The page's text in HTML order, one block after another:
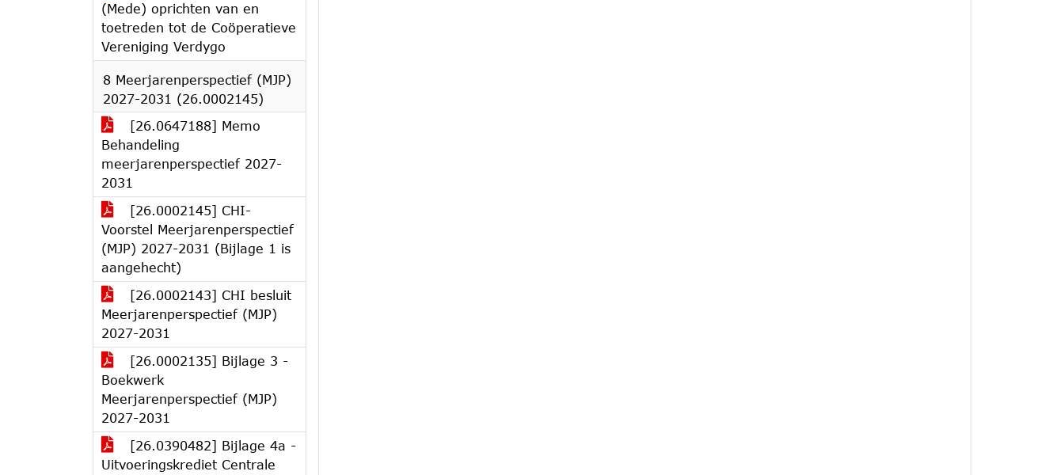
(Mede) oprichten van en
toetreden tot de Coöperatieve
Vereniging Verdygo
8 Meerjarenperspectief (MJP)
2027-2031 (26.0002145)
[26.0647188] Memo
Behandeling
meerjarenperspectief 2027-
2031
[26.0002145] CHI-
Voorstel Meerjarenperspectief
(MJP) 2027-2031 (Bijlage 1 is
aangehecht)
[26.0002143] CHI besluit
Meerjarenperspectief (MJP)
2027-2031
[26.0002135] Bijlage 3 -
Boekwerk
Meerjarenperspectief (MJP)
2027-2031
[26.0390482] Bijlage 4a -
Uitvoeringskrediet Centrale